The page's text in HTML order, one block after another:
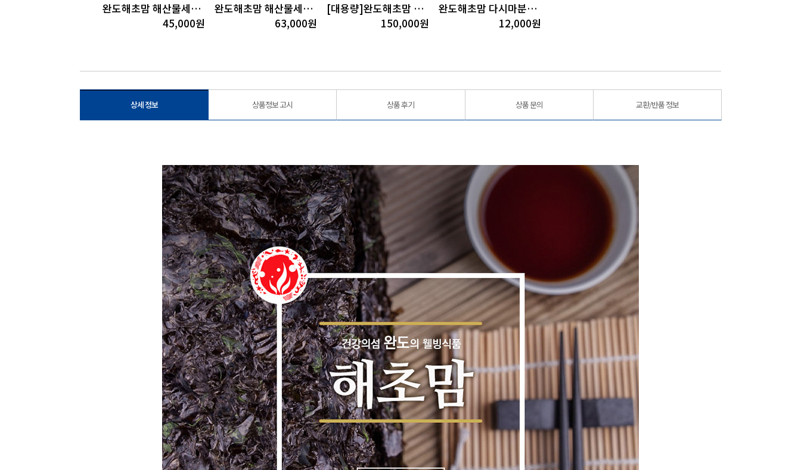
완도해초맘 해산물세트1호
45,000원
완도해초맘 해산물세트2호
63,000원
[대용량]완도해초맘 돌김(100장x10)
150,000원
완도해초맘 다시마분말300g
12,000원
상세 정보 상품정보 고시 상품 후기 상품 문의 교환/반품 정보